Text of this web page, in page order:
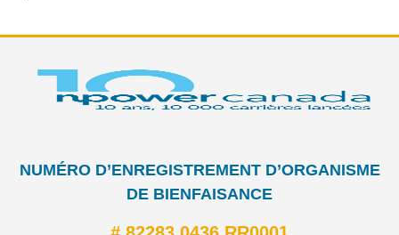
NUMÉRO D’ENREGISTREMENT D’ORGANISME
DE BIENFAISANCE